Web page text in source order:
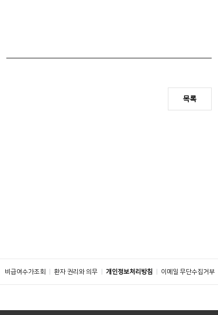
목록
비급여수가조회 환자 권리와 의무 개인정보처리방침 이메일 무단수집거부